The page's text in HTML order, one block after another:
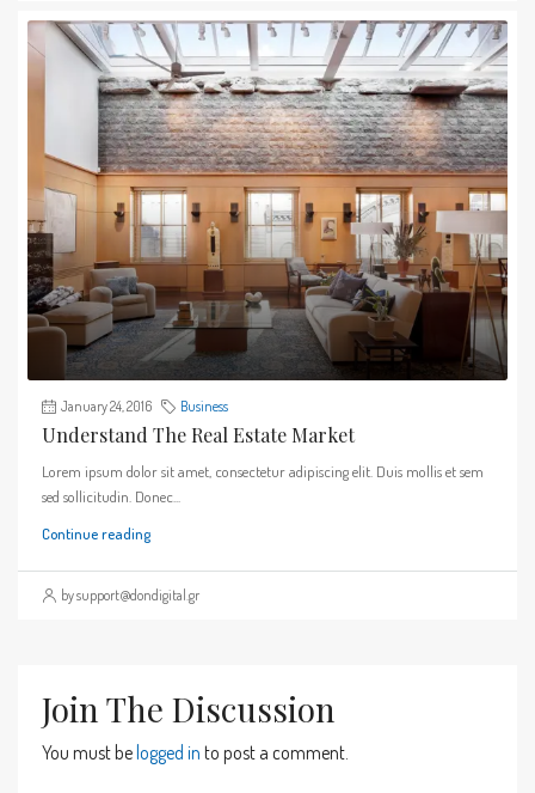
January 24, 2016 Business
Understand The Real Estate Market
Lorem ipsum dolor sit amet, consectetur adipiscing elit. Duis mollis et sem
sed sollicitudin. Donec...
Continue reading
by support@dondigital.gr
Join The Discussion
You must be logged in to post a comment.